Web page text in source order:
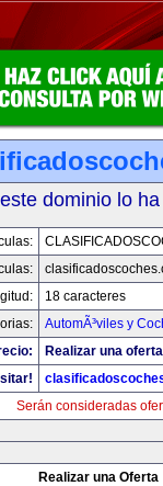
dominio lo
18 caracteres
AutomÃ³viles y
Realizar una
Serán consideradas
Realizar una Oferta